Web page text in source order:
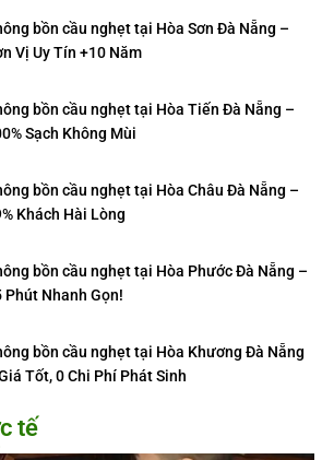
bồn cầu nghẹt tại Hòa Sơn Đà Nẵng –
Vị Uy Tín +10 Năm
bồn cầu nghẹt tại Hòa Tiến Đà Nẵng –
Sạch Không Mùi
bồn cầu nghẹt tại Hòa Châu Đà Nẵng –
Khách Hài Lòng
bồn cầu nghẹt tại Hòa Phước Đà Nẵng –
Phút Nhanh Gọn!
bồn cầu nghẹt tại Hòa Khương Đà Nẵng
Tốt, 0 Chi Phí Phát Sinh
tế